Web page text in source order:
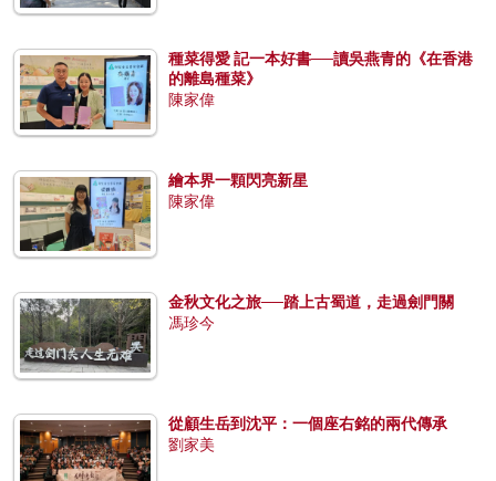
種菜得愛 記一本好書──讀吳燕青的《在香港
的離島種菜》
陳家偉
繪本界一顆閃亮新星
陳家偉
金秋文化之旅──踏上古蜀道，走過劍門關
馮珍今
從顧生岳到沈平：一個座右銘的兩代傳承
劉家美